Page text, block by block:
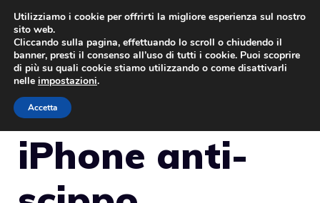
Vai
contenuto
iPhone anti-
Utilizziamo i cookie per offrirti la migliore esperienza sul nostro
sito web.
Cliccando sulla pagina, effettuando lo scroll o chiudendo il
banner, presti il consenso all’uso di tutti i cookie. Puoi scoprire
di più su quali cookie stiamo utilizzando o come disattivarli
nelle impostazioni.
Accetta